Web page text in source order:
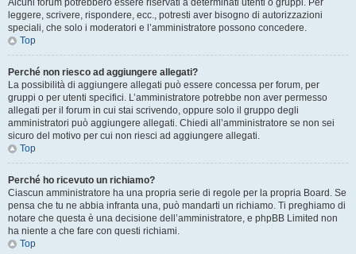
Alcuni forum potrebbero essere riservati a determinati utenti o gruppi. Per
leggere, scrivere, rispondere, ecc., potresti aver bisogno di autorizzazioni
speciali, che solo i moderatori e l’amministratore possono concedere.
Top
Perché non riesco ad aggiungere allegati?
La possibilità di aggiungere allegati può essere concessa per forum, per
gruppi o per utenti specifici. L’amministratore potrebbe non aver permesso
allegati per il forum in cui stai scrivendo, oppure solo il gruppo degli
amministratori può aggiungere allegati. Chiedi all’amministratore se non sei
sicuro del motivo per cui non riesci ad aggiungere allegati.
Top
Perché ho ricevuto un richiamo?
Ciascun amministratore ha una propria serie di regole per la propria Board. Se
pensa che tu ne abbia infranta una, può mandarti un richiamo. Ti preghiamo di
notare che questa è una decisione dell’amministratore, e phpBB Limited non
ha niente a che fare con questi richiami.
Top